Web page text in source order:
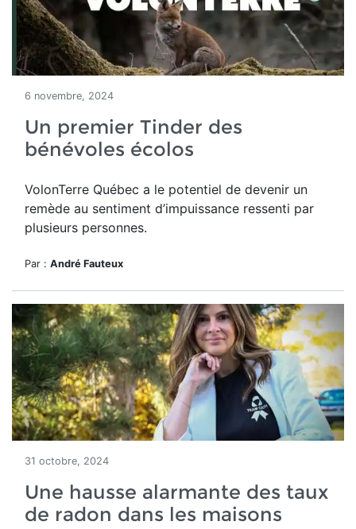
6 novembre, 2024
Un premier Tinder des
bénévoles écolos
VolonTerre Québec a le potentiel de devenir un
remède au sentiment d’impuissance ressenti par
plusieurs personnes.
Par : André Fauteux
31 octobre, 2024
Une hausse alarmante des taux
de radon dans les maisons